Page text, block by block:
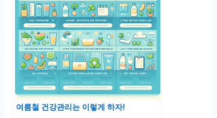
여름철 건강관리는 이렇게 하자!